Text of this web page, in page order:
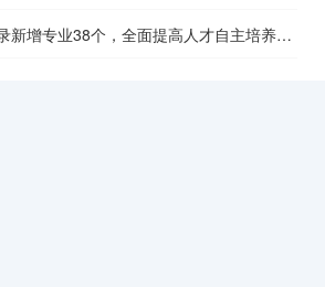
新增专业38个，全面提高人才自主培养质